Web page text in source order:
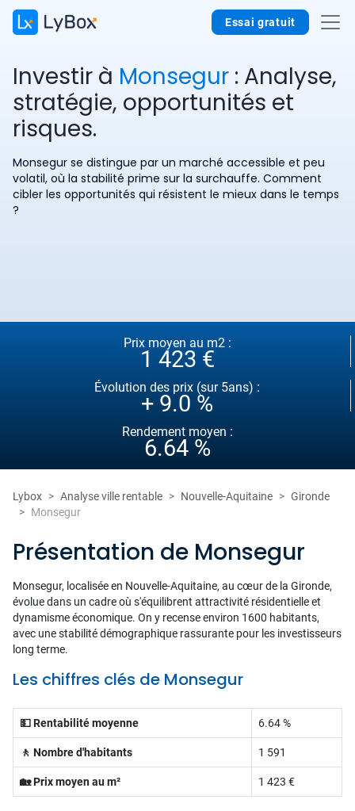
Essai gratuit
Investir à Monsegur : Analyse,
stratégie, opportunités et
risques.
Monsegur se distingue par un marché accessible et peu
volatil, où la stabilité prime sur la surchauffe. Comment
cibler les opportunités qui résistent le mieux dans le temps
?
Prix moyen au m2 :
1 423 €
Évolution des prix (sur 5ans) :
+ 9.0 %
Rendement moyen :
6.64 %
Lybox Analyse ville rentable Nouvelle-Aquitaine
Gironde
Monsegur
Présentation de Monsegur
Monsegur, localisée en Nouvelle-Aquitaine, au cœur de la Gironde,
évolue dans un cadre où s'équilibrent attractivité résidentielle et
dynamisme économique. On y recense environ 1600 habitants,
avec une stabilité démographique rassurante pour les investisseurs
long terme.
Les chiffres clés de Monsegur
💵 Rentabilité moyenne 6.64 %
🚶 Nombre d'habitants 1 591
🏡 Prix moyen au m² 1 423 €